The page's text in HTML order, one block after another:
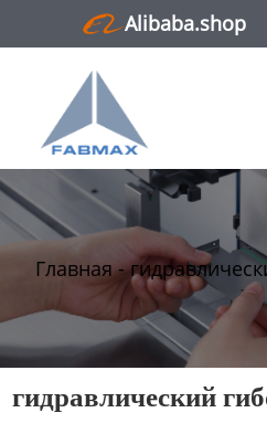
Alibaba.shop
Главная
Продукция
Новости
Контактная информация
Главная-
гидравлический